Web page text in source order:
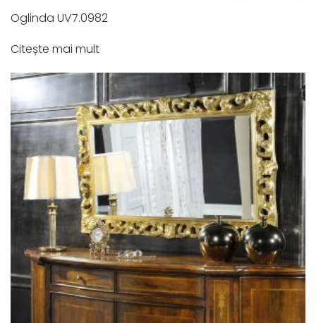
Oglinda UV7.0982
Citește mai mult